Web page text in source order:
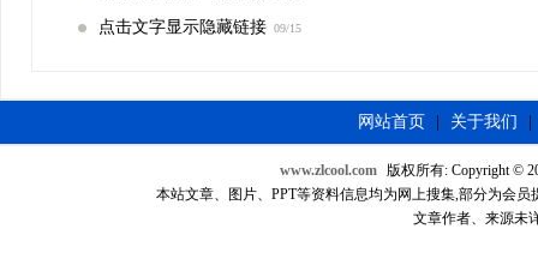
点击文字显示隐藏链接 09/15
网站首页 关于我们
www.zlcool.com 版权所有: Copyright ©
本站文章、图片、PPT等资料信息均为网上搜集,部分为会员
文章作者、来源未